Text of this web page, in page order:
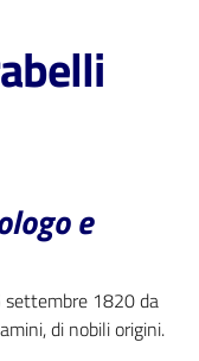
e
settembre 1820 da
di nobili origini.